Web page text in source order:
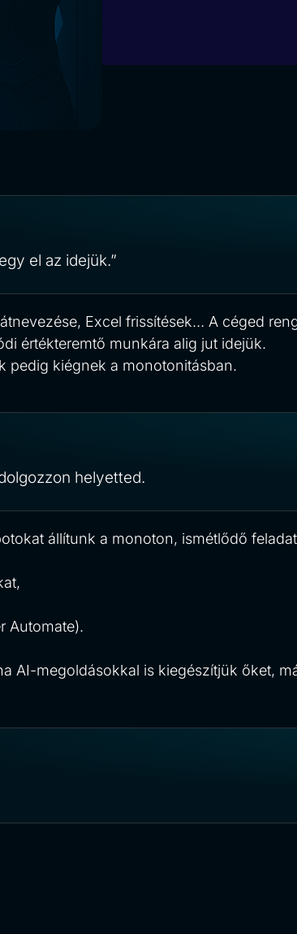
el az idejük.”
Excel frissítések… A céged
értékteremtő munkára alig jut idejük.
pedig kiégnek a monotonitásban.
helyetted.
állítunk a monoton, ismétlődő
Automate).
AI-megoldásokkal is kiegészítjük őket,